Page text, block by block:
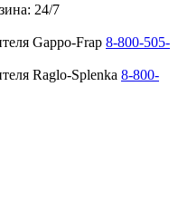
24/7
Gappo-Frap 8-800-505-
Raglo-Splenka 8-800-